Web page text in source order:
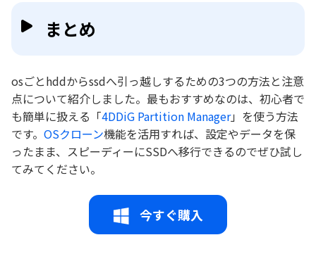
まとめ
osごとhddからssdへ引っ越しするための3つの方法と注意
点について紹介しました。最もおすすめなのは、初心者で
も簡単に扱える「4DDiG Partition Manager」を使う方法
です。 OSクローン機能を活用すれば、設定やデータを保
ったまま、スピーディーにSSDへ移行できるのでぜひ試し
てみてください。
今すぐ購入